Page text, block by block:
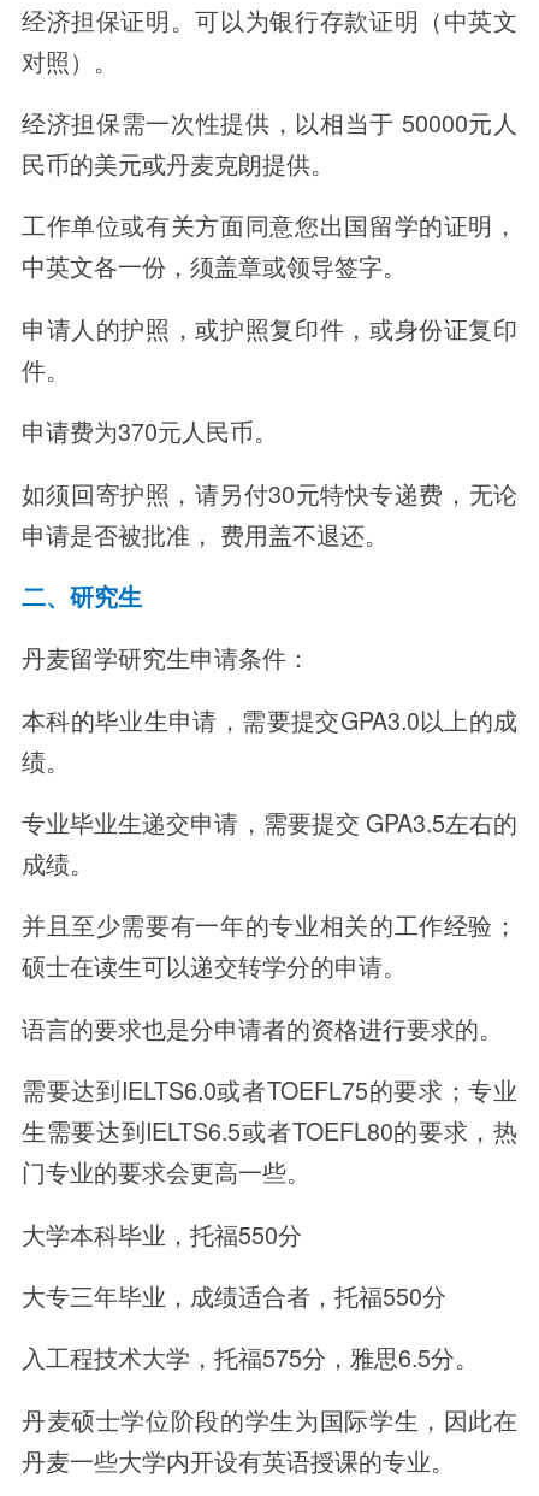
经济担保证明。可以为银行存款证明（中英文
对照）。
经济担保需一次性提供，以相当于 50000元人
民币的美元或丹麦克朗提供。
工作单位或有关方面同意您出国留学的证明，
中英文各一份，须盖章或领导签字。
申请人的护照，或护照复印件，或身份证复印
件。
申请费为370元人民币。
如须回寄护照，请另付30元特快专递费，无论
申请是否被批准， 费用盖不退还。
二、研究生
丹麦留学研究生申请条件：
本科的毕业生申请，需要提交GPA3.0以上的成
绩。
专业毕业生递交申请，需要提交 GPA3.5左右的
成绩。
并且至少需要有一年的专业相关的工作经验；
硕士在读生可以递交转学分的申请。
语言的要求也是分申请者的资格进行要求的。
需要达到IELTS6.0或者TOEFL75的要求；专业
生需要达到IELTS6.5或者TOEFL80的要求，热
门专业的要求会更高一些。
大学本科毕业，托福550分
大专三年毕业，成绩适合者，托福550分
入工程技术大学，托福575分，雅思6.5分。
丹麦硕士学位阶段的学生为国际学生，因此在
丹麦一些大学内开设有英语授课的专业。